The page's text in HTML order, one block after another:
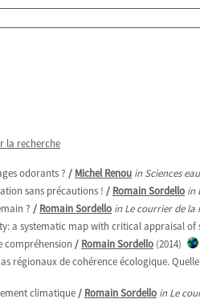
la recherche
odorants ? / Michel Renou in Sciences
sans précautions ! / Romain Sordello in
? / Romain Sordello in Le courrier de la
a systematic map with critical appraisal of
compréhension / Romain Sordello (2014)
régionaux de cohérence écologique.
climatique/ Romain Sordello in Le